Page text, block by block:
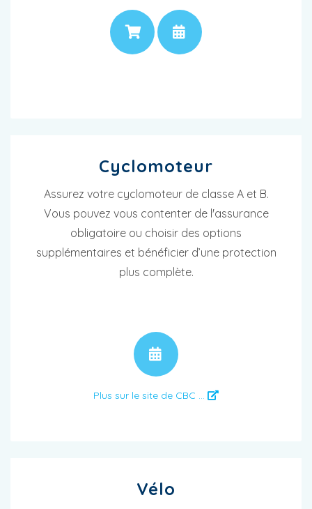
PRIX
Cyclomoteur
Assurez votre cyclomoteur de classe A et B.
Vous pouvez vous contenter de l'assurance
obligatoire ou choisir des options
supplémentaires et bénéficier d’une protection
plus complète.
Plus sur le site de CBC ...
Vélo